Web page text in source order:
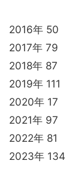
2016年 50
2017年 79
2018年 87
2019年 111
2020年 17
2021年 97
2022年 81
2023年 134